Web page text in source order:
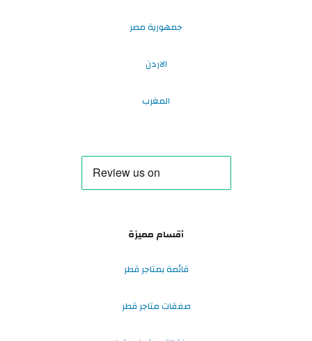
جمهورية مصر
الاردن
المغرب
أقسام مميزة
قائمة بمتاجر قطر
صفقات متاجر قطر